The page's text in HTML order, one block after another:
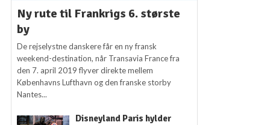
Ny rute til Frankrigs 6. største
by
De rejselystne danskere får en ny fransk
weekend-destination, når Transavia France fra
den 7. april 2019 flyver direkte mellem
Københavns Lufthavn og den franske storby
Nantes...
Disneyland Paris hylder